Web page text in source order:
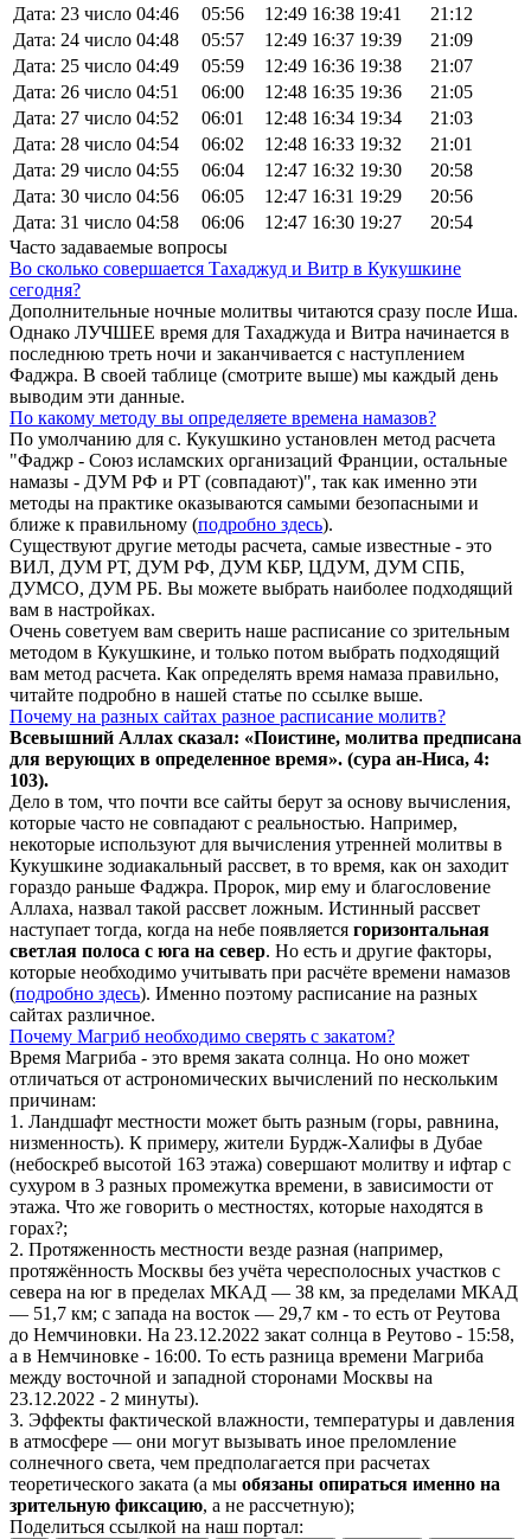
Дата: 23 число 04:46 05:56 12:49 16:38 19:41
21:12
Дата: 24 число 04:48 05:57 12:49 16:37 19:39
21:09
Дата: 25 число 04:49 05:59 12:49 16:36 19:38
21:07
Дата: 26 число 04:51 06:00 12:48 16:35 19:36
21:05
Дата: 27 число 04:52 06:01 12:48 16:34 19:34
21:03
Дата: 28 число 04:54 06:02 12:48 16:33 19:32
21:01
Дата: 29 число 04:55 06:04 12:47 16:32 19:30
20:58
Дата: 30 число 04:56 06:05 12:47 16:31 19:29
20:56
Дата: 31 число 04:58 06:06 12:47 16:30 19:27
20:54
Часто задаваемые вопросы
Во сколько совершается Тахаджуд и Витр в Кукушкине
сегодня?
Дополнительные ночные молитвы читаются сразу после Иша.
Однако ЛУЧШЕЕ время для Тахаджуда и Витра начинается в
последнюю треть ночи и заканчивается с наступлением
Фаджра. В своей таблице (смотрите выше) мы каждый день
выводим эти данные.
По какому методу вы определяете времена намазов?
По умолчанию для с. Кукушкино установлен метод расчета
"Фаджр - Союз исламских организаций Франции, остальные
намазы - ДУМ РФ и РТ (совпадают)", так как именно эти
методы на практике оказываются самыми безопасными и
ближе к правильному (подробно здесь).
Существуют другие методы расчета, самые известные - это
ВИЛ, ДУМ РТ, ДУМ РФ, ДУМ КБР, ЦДУМ, ДУМ СПБ,
ДУМСО, ДУМ РБ. Вы можете выбрать наиболее подходящий
вам в настройках.
Очень советуем вам сверить наше расписание со зрительным
методом в Кукушкине, и только потом выбрать подходящий
вам метод расчета. Как определять время намаза правильно,
читайте подробно в нашей статье по ссылке выше.
Почему на разных сайтах разное расписание молитв?
Всевышний Аллах сказал: «Поистине, молитва предписана
для верующих в определенное время». (сура ан-Ниса, 4:
103).
Дело в том, что почти все сайты берут за основу вычисления,
которые часто не совпадают с реальностью. Например,
некоторые используют для вычисления утренней молитвы в
Кукушкине зодиакальный рассвет, в то время, как он заходит
гораздо раньше Фаджра. Пророк, мир ему и благословение
Аллаха, назвал такой рассвет ложным. Истинный рассвет
наступает тогда, когда на небе появляется горизонтальная
светлая полоса с юга на север. Но есть и другие факторы,
которые необходимо учитывать при расчёте времени намазов
(подробно здесь). Именно поэтому расписание на разных
сайтах различное.
Почему Магриб необходимо сверять с закатом?
Время Магриба - это время заката солнца. Но оно может
отличаться от астрономических вычислений по нескольким
причинам:
1. Ландшафт местности может быть разным (горы, равнина,
низменность). К примеру, жители Бурдж-Халифы в Дубае
(небоскреб высотой 163 этажа) совершают молитву и ифтар с
сухуром в 3 разных промежутка времени, в зависимости от
этажа. Что же говорить о местностях, которые находятся в
горах?;
2. Протяженность местности везде разная (например,
протяжённость Москвы без учёта чересполосных участков с
севера на юг в пределах МКАД — 38 км, за пределами МКАД
— 51,7 км; с запада на восток — 29,7 км - то есть от Реутова
до Немчиновки. На 23.12.2022 закат солнца в Реутово - 15:58,
а в Немчиновке - 16:00. То есть разница времени Магриба
между восточной и западной сторонами Москвы на
23.12.2022 - 2 минуты).
3. Эффекты фактической влажности, температуры и давления
в атмосфере — они могут вызывать иное преломление
солнечного света, чем предполагается при расчетах
теоретического заката (а мы обязаны опираться именно на
зрительную фиксацию, а не рассчетную);
Поделиться ссылкой на наш портал: